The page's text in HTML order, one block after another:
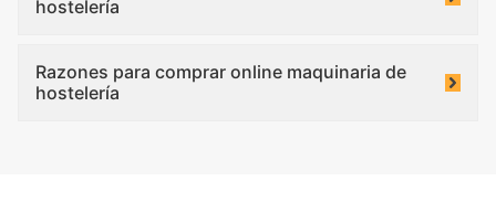
hostelería
Razones para comprar online maquinaria de
hostelería